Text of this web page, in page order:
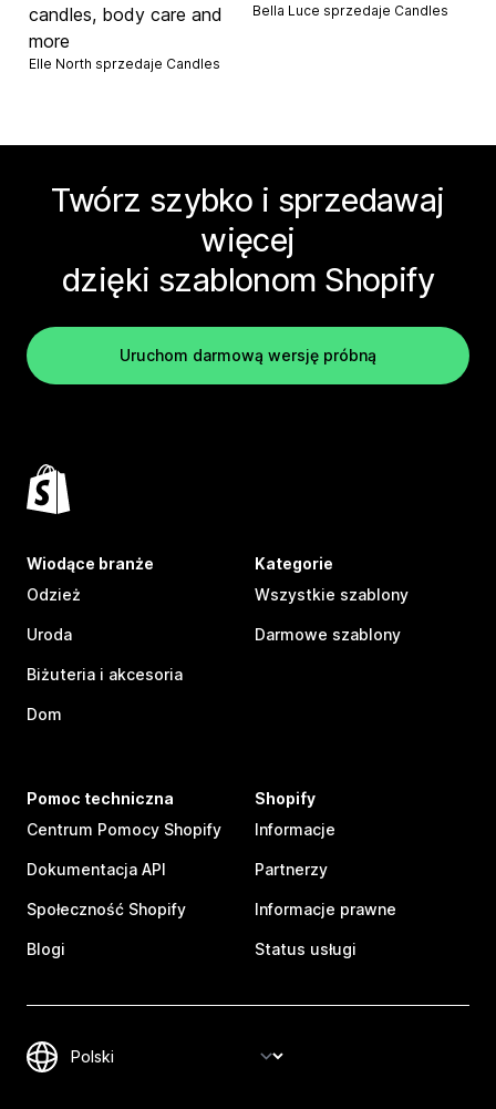
candles, body care and
more
Elle North sprzedaje Candles
Bella Luce sprzedaje Candles
Twórz szybko i sprzedawaj
więcej
dzięki szablonom Shopify
Uruchom darmową wersję próbną
Wiodące branże
Odzież
Uroda
Biżuteria i akcesoria
Dom
Kategorie
Wszystkie szablony
Darmowe szablony
Pomoc techniczna
Centrum Pomocy Shopify
Dokumentacja API
Społeczność Shopify
Blogi
Shopify
Informacje
Partnerzy
Informacje prawne
Status usługi